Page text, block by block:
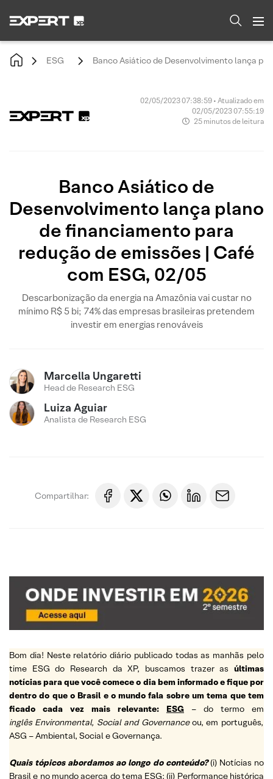
ESG Banco Asiático de Desenvolvimento lança
02/05/2023 07:38:59 • Atualizado em
02/05/2023 07:55:19
25 minutos de leitura
Banco Asiático de
Desenvolvimento lança plano
de financiamento para
redução de emissões | Café
com ESG, 02/05
Descarbonização da energia na Amazônia vai custar no
mínimo R$ 5 bi; 74% das empresas brasileiras pretendem
investir em energias renováveis
Marcella Ungaretti
Head de Research ESG
Luiza Aguiar
Analista de Research ESG
Compartilhar:
Bom dia! Neste relatório diário publicado todas as manhãs pelo
time ESG do Research da XP, buscamos trazer as últimas
notícias para que você comece o dia bem informado e fique por
dentro do que o Brasil e o mundo fala sobre um tema que tem
ficado cada vez mais relevante:
ESG
– do termo em
inglês Environmental, Social and Governanceou, em português,
ASG – Ambiental, Social e Governança.
Quais tópicos abordamos ao longo do conteúdo? (i) Notícias no
Brasil e no mundo acerca do tema ESG; (ii) Performance histórica